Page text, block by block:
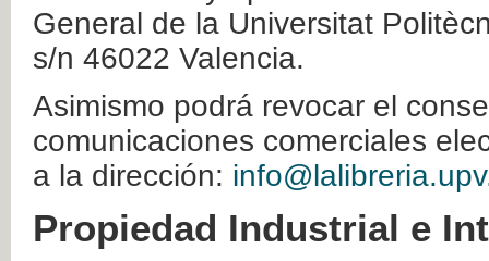
General de la Universitat
s/n 46022 Valencia.
Asimismo podrá revocar el
comunicaciones comerciales
a la dirección:
Propiedad Industrial e